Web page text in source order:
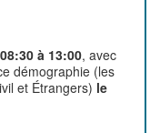
à 13:00, avec
démographie (les
et Étrangers) le